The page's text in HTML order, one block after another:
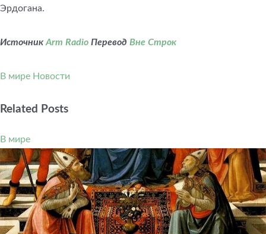
Эрдогана.
Источник Arm Radio Перевод Вне Строк
В мире Новости
Related Posts
В мире